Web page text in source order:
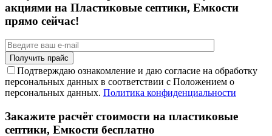
акциями на Пластиковые септики, Емкости
прямо сейчас!
Подтверждаю ознакомление и даю согласие на обработку
персональных данных в соответствии с Положением о
персональных данных. Политика конфиденциальности
Закажите расчёт стоимости на пластиковые
септики, Емкости бесплатно